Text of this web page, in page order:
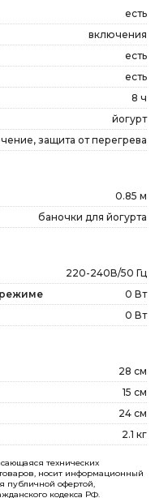
есть
включения
есть
есть
8 ч
йогурт
защита от перегрева
0.85 м
баночки для йогурта
220-240В/50 Гц
0 Вт
0 Вт
28 см
15 см
24 см
2.1 кг
технических
носит информационный
публичной офертой,
кодекса РФ.